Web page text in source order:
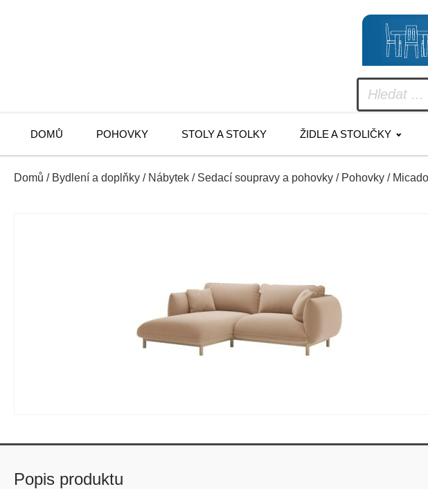
DOMŮ POHOVKY STOLY A STOLKY ŽIDLE A STOLIČKY
Domů / Bydlení a doplňky / Nábytek / Sedací soupravy a pohovky / Pohovky /
Popis produktu